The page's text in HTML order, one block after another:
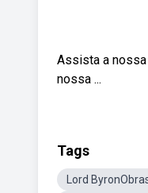
Assista a nossa
nossa ...
Tags
Lord